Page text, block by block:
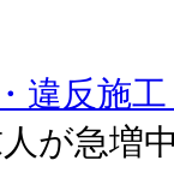
違反施
が急増